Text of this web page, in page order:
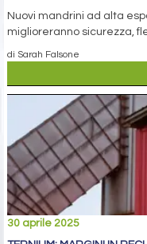
Nuovi mandrini ad alta
miglioreranno sicurezza,
di Sarah Falsone
30 aprile 2025